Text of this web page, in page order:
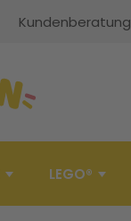
Kundenberatung
LEGO®